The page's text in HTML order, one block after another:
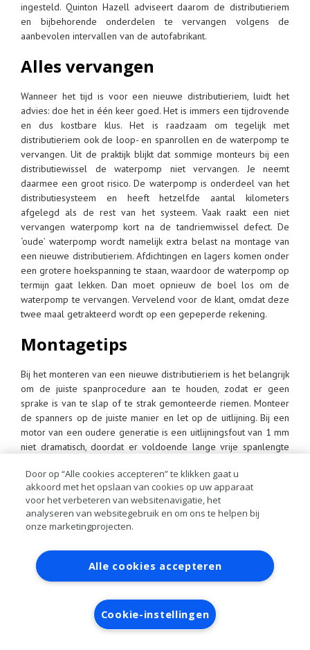
ingesteld. Quinton Hazell adviseert daarom de distributieriem
en bijbehorende onderdelen te vervangen volgens de
aanbevolen intervallen van de autofabrikant.
Alles vervangen
Wanneer het tijd is voor een nieuwe distributieriem, luidt het
advies: doe het in één keer goed. Het is immers een tijdrovende
en dus kostbare klus. Het is raadzaam om tegelijk met
distributieriem ook de loop- en spanrollen en de waterpomp te
vervangen. Uit de praktijk blijkt dat sommige monteurs bij een
distributiewissel de waterpomp niet vervangen. Je neemt
daarmee een groot risico. De waterpomp is onderdeel van het
distributiesysteem en heeft hetzelfde aantal kilometers
afgelegd als de rest van het systeem. Vaak raakt een niet
vervangen waterpomp kort na de tandriemwissel defect. De
‘oude’ waterpomp wordt namelijk extra belast na montage van
een nieuwe distributieriem. Afdichtingen en lagers komen onder
een grotere hoekspanning te staan, waardoor de waterpomp op
termijn gaat lekken. Dan moet opnieuw de boel los om de
waterpomp te vervangen. Vervelend voor de klant, omdat deze
twee maal getrakteerd wordt op een gepeperde rekening.
Montagetips
Bij het monteren van een nieuwe distributieriem is het belangrijk
om de juiste spanprocedure aan te houden, zodat er geen
sprake is van te slap of te strak gemonteerde riemen. Monteer
de spanners op de juiste manier en let op de uitlijning. Bij een
motor van een oudere generatie is een uitlijningsfout van 1 mm
niet dramatisch, doordat er voldoende lange vrije spanlengte
een korte vrije spanlengte is dezelfde uitlijningsfout een ernstig
probleem, aangezien de hoek die de riem maakt veel groter is.
Wanneer het gebruik van speciaalgereedschap, zoals nok- en
vliegwielvergendelaars of uitlijngereedschap, wordt
geadviseerd, maak hier dan ook gebruik van. Het maakt de
montage een stuk eenvoudiger en je voorkomt hiermee
vervelende garantiegevallen.
Contact Account aanvragen
Inloggen
RAI bestanden
Privacy
Algemene
voorwaarden
Verwerkersovereenkomst
Door op “Alle cookies accepteren” te klikken gaat u
akkoord met het opslaan van cookies op uw apparaat
voor het verbeteren van websitenavigatie, het
analyseren van websitegebruik en om ons te helpen bij
onze marketingprojecten.
Alle cookies accepteren
Cookie-instellingen